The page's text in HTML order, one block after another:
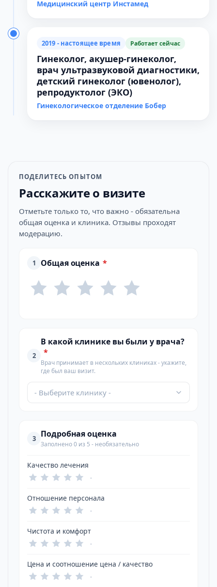
Медицинский центр Инстамед
2019 - настоящее время Работает сейчас
Гинеколог, акушер-гинеколог,
врач ультразвуковой диагностики,
детский гинеколог (ювенолог),
репродуктолог (ЭКО)
Гинекологическое отделение Бобер
ПОДЕЛИТЕСЬ ОПЫТОМ
Расскажите о визите
Отметьте только то, что важно - обязательна
общая оценка и клиника. Отзывы проходят
модерацию.
1 Общая оценка *
2
В какой клинике вы были у врача?
*
Врач принимает в нескольких клиниках - укажите,
где был ваш визит.
- Выберите клинику -
3 Подробная оценка
Заполнено 0 из 5 - необязательно
Качество лечения
-
Отношение персонала
-
Чистота и комфорт
-
Цена и соотношение цена / качество
-